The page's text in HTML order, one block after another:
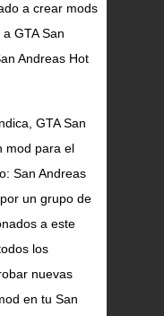
a crear mods
GTA San
Andreas Hot
GTA San
mod para el
San Andreas
un grupo de
a este
los
nuevas
en tu San